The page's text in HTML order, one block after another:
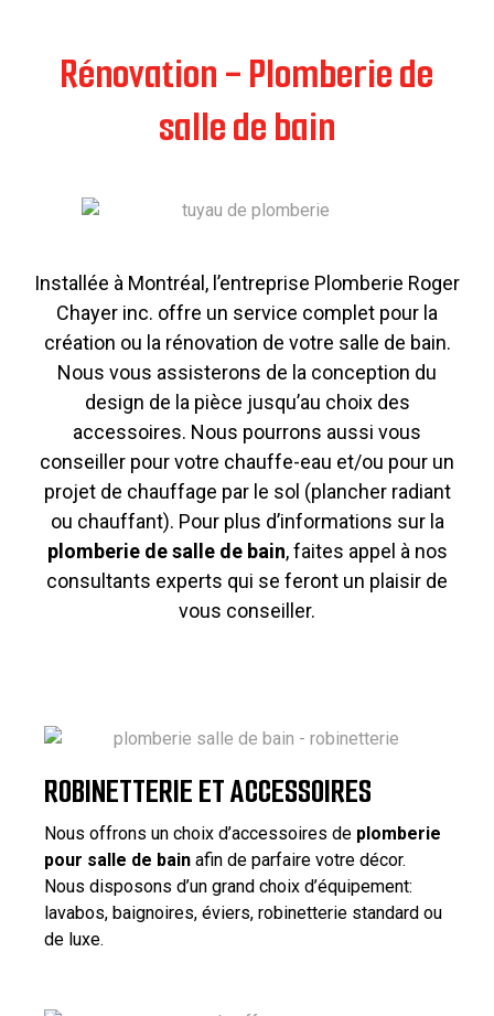
Rénovation - Plomberie de
salle de bain
Installée à Montréal, l’entreprise Plomberie Roger
Chayer inc. offre un service complet pour la
création ou la rénovation de votre salle de bain.
Nous vous assisterons de la conception du
design de la pièce jusqu’au choix des
accessoires. Nous pourrons aussi vous
conseiller pour votre chauffe-eau et/ou pour un
projet de chauffage par le sol (plancher radiant
ou chauffant). Pour plus d’informations sur la
plomberie de salle de bain, faites appel à nos
consultants experts qui se feront un plaisir de
vous conseiller.
ROBINETTERIE ET ACCESSOIRES
Nous offrons un choix d’accessoires de plomberie
pour salle de bain afin de parfaire votre décor.
Nous disposons d’un grand choix d’équipement:
lavabos, baignoires, éviers, robinetterie standard ou
de luxe.